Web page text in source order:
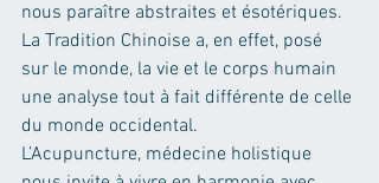
nous paraître abstraites et ésotériques.
La Tradition Chinoise a, en effet, posé
sur le monde, la vie et le corps humain
une analyse tout à fait différente de celle
du monde occidental.
L’Acupuncture, médecine holistique